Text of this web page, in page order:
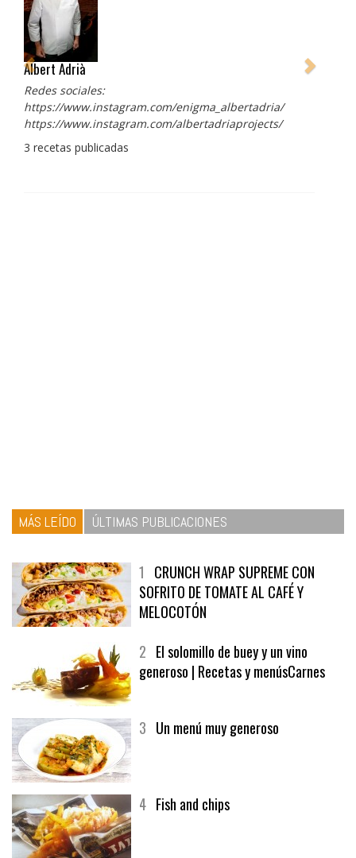
Albert Adrià
Redes sociales:
https://www.instagram.com/enigma_albertadria/
https://www.instagram.com/albertadriaprojects/
3 recetas publicadas
MÁS LEÍDO ÚLTIMAS PUBLICACIONES
1 CRUNCH WRAP SUPREME CON
SOFRITO DE TOMATE AL CAFÉ Y
MELOCOTÓN
2 El solomillo de buey y un vino
generoso | Recetas y menúsCarnes
3 Un menú muy generoso
4 Fish and chips